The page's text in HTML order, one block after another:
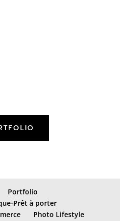
Portfolio
Prêt à porter
Photo Lifestyle